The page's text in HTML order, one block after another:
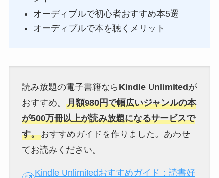
オーディブルで初心者おすすめ本5選
オーディブルで本を聴くメリット
読み放題の電子書籍なら Kindle Unlimitedが
おすすめ。 月額980円で幅広いジャンルの本
が500万冊以上が読み放題になるサービスで
す。おすすめガイドを作りました。あわせ
てお読みください。
Kindle Unlimitedおすすめガイド：読書好